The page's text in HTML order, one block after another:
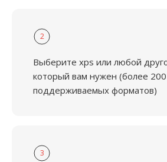
2
Выберите xps или любой
который вам нужен (более 200
поддерживаемых форматов)
3